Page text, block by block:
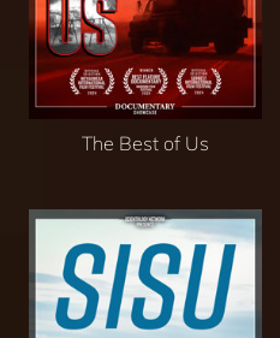
The Best of Us